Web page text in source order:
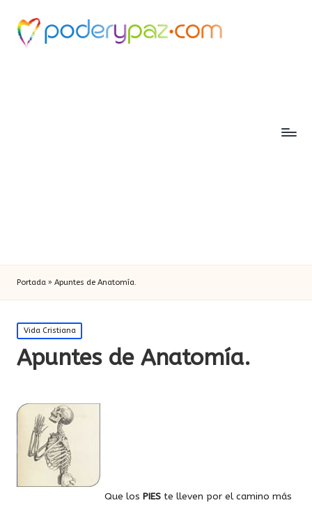
Portada » Apuntes de Anatomía.
Publicada
en
Vida Cristiana
Apuntes de Anatomía.
Que los PIES te lleven por el camino más